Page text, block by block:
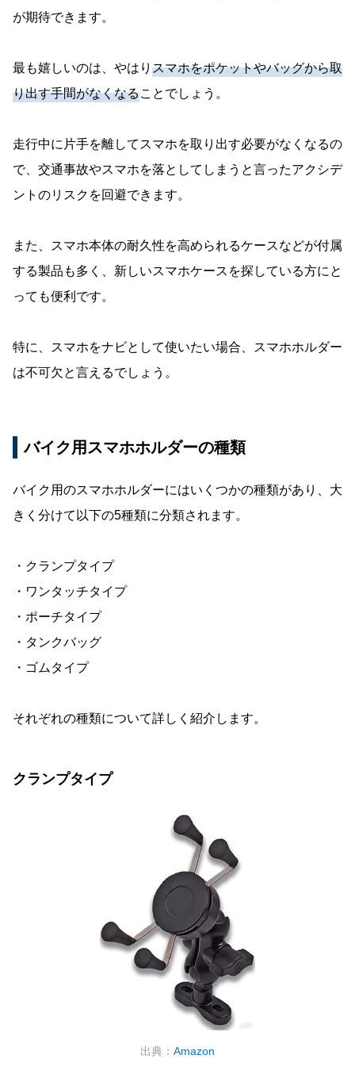
が期待できます。
最も嬉しいのは、やはり スマホをポケットやバッグから取
り出す手間がなくなることでしょう。
走行中に片手を離してスマホを取り出す必要がなくなるの
で、交通事故やスマホを落としてしまうと言ったアクシデ
ントのリスクを回避できます。
また、スマホ本体の耐久性を高められるケースなどが付属
する製品も多く、新しいスマホケースを探している方にと
っても便利です。
特に、スマホをナビとして使いたい場合、スマホホルダー
は不可欠と言えるでしょう。
バイク用スマホホルダーの種類
バイク用のスマホホルダーにはいくつかの種類があり、大
きく分けて以下の5種類に分類されます。
・クランプタイプ
・ワンタッチタイプ
・ポーチタイプ
・タンクバッグ
・ゴムタイプ
それぞれの種類について詳しく紹介します。
クランプタイプ
出典： Amazon